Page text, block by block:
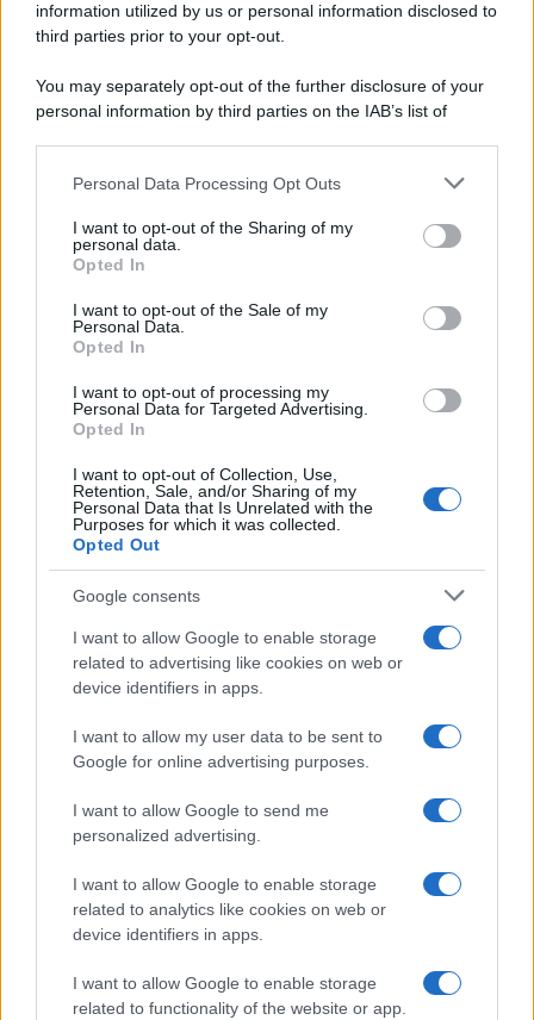
information utilized by us or personal information disclosed to
third parties prior to your opt-out.
You may separately opt-out of the further disclosure of your
personal information by third parties on the IAB’s list of
This information may also be disclosed by us to third parties
disclose it to other third parties.
Please note that this website/app uses one or more Google
services and may gather and store information including but
not limited to your visit or usage behaviour. You may click to
grant or deny consent to Google and its third-party tags to
consent section.
Personal Data Processing Opt Outs
I want to opt-out of the Sharing of my
personal data.
Opted In
I want to opt-out of the Sale of my
Personal Data.
Opted In
I want to opt-out of processing my
Personal Data for Targeted Advertising.
Opted In
I want to opt-out of Collection, Use,
Retention, Sale, and/or Sharing of my
Personal Data that Is Unrelated with the
Purposes for which it was collected.
Opted Out
Google consents
I want to allow Google to enable storage
related to advertising like cookies on web or
device identifiers in apps.
I want to allow my user data to be sent to
Google for online advertising purposes.
I want to allow Google to send me
personalized advertising.
I want to allow Google to enable storage
related to analytics like cookies on web or
device identifiers in apps.
I want to allow Google to enable storage
related to functionality of the website or app.
Motors Magazine 365
Home Magazine 365
InvestirMag
Germania
Investieren24
UK
News Hub UK
Lgbtq News
Investeren 24